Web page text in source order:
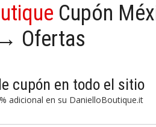
Cupón
Ofertas
cupón en todo el sitio
adicional en su DanielloBoutique.it